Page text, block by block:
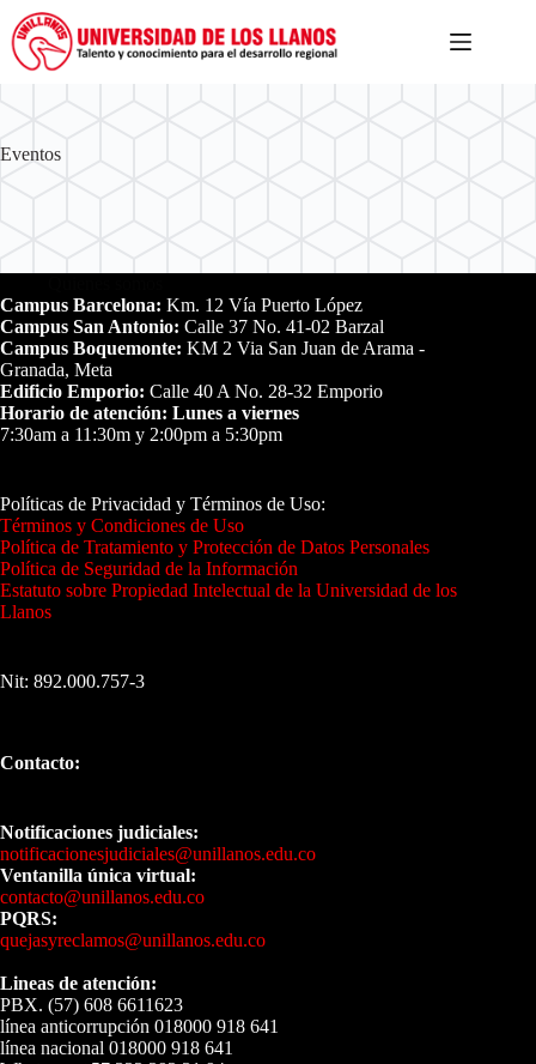
Eventos
Campus Barcelona: Km. 12 Vía Puerto López
Campus San Antonio: Calle 37 No. 41-02 Barzal
Campus Boquemonte: KM 2 Via San Juan de Arama -
Granada, Meta
Edificio Emporio: Calle 40 A No. 28-32 Emporio
Horario de atención: Lunes a viernes
7:30am a 11:30m y 2:00pm a 5:30pm
Políticas de Privacidad y Términos de Uso:
Términos y Condiciones de Uso
Política de Tratamiento y Protección de Datos Personales
Política de Seguridad de la Información
Estatuto sobre Propiedad Intelectual de la Universidad de los
Llanos
Nit: 892.000.757-3
Contacto:
Notificaciones judiciales:
notificacionesjudiciales@unillanos.edu.co
Ventanilla única virtual:
contacto@unillanos.edu.co
PQRS:
quejasyreclamos@unillanos.edu.co
Lineas de atención:
PBX. (57) 608 6611623
línea anticorrupción 018000 918 641
línea nacional 018000 918 641